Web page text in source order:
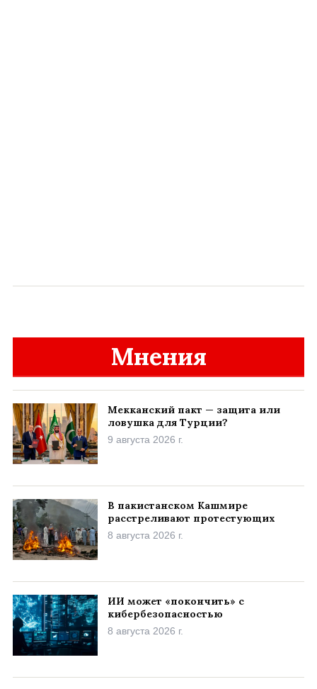
Мнения
Мекканский пакт — защита или
ловушка для Турции?
9 августа 2026 г.
В пакистанском Кашмире
расстреливают протестующих
8 августа 2026 г.
ИИ может «покончить» с
кибербезопасностью
8 августа 2026 г.